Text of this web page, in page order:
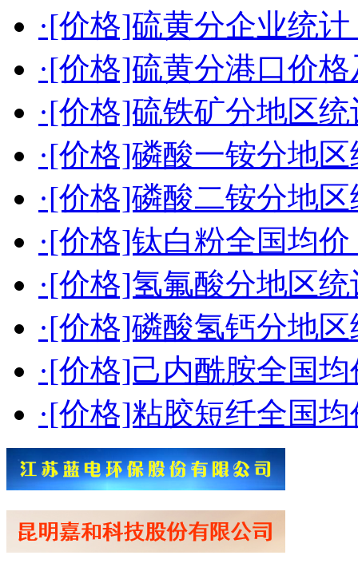
·[价格]硫黄分企业统计
·[价格]硫黄分港口价
·[价格]硫铁矿分地区
·[价格]磷酸一铵分地
·[价格]磷酸二铵分地
·[价格]钛白粉全国均价
·[价格]氢氟酸分地区
·[价格]磷酸氢钙分地
·[价格]己内酰胺全国
·[价格]粘胶短纤全国